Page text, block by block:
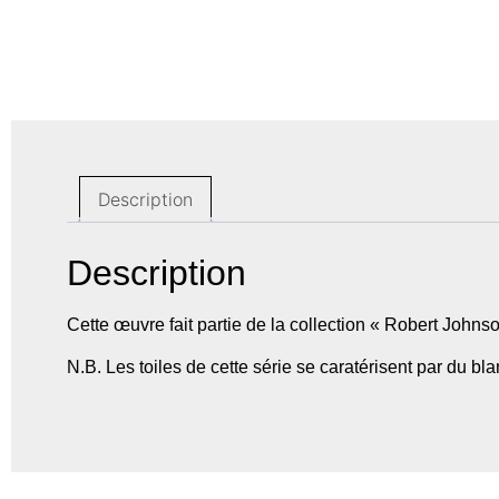
Description
Description
Cette œuvre fait partie de la collection « Robert
N.B. Les toiles de cette série se caratérisent par du